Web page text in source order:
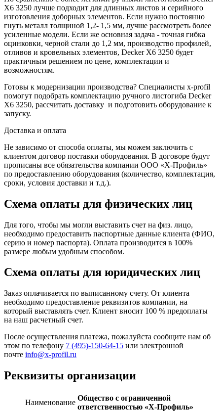
X6 3250 лучше подходит для длинных листов и серийного
изготовления доборных элементов. Если нужно постоянно
гнуть металл толщиной 1,2- 1,5 мм, лучше рассмотреть более
усиленные модели. Если же основная задача - точная гибка
оцинковки, черной стали до 1,2 мм, производство профилей,
отливов и кровельных элементов, Decker X6 3250 будет
практичным решением по цене, комплектации и
возможностям.
Готовы к модернизации производства? Специалисты x-profil
помогут подобрать комплектацию ручного листогиба Decker
X6 3250, рассчитать доставку и подготовить оборудование к
запуску.
Доставка и оплата
Не зависимо от способа оплаты, мы можем заключить с
клиентом договор поставки оборудования. В договоре будут
прописаны все обязательства компании ООО «Х-Профиль»
по предоставлению оборудования (количество, комплектация,
сроки, условия доставки и т.д.).
Схема оплаты для физических лиц
Для того, чтобы мы могли выставить счет на физ. лицо,
необходимо предоставить паспортные данные клиента (ФИО,
серию и номер паспорта). Оплата производится в 100%
размере любым удобным способом.
Схема оплаты для юридических лиц
Заказ оплачивается по выписанному счету. От клиента
необходимо предоставление реквизитов компании, на
который выставлять счет. Клиент вносит 100 % предоплаты
на наш расчетный счет.
После осуществления платежа, пожалуйста сообщите нам об
этом по телефону 7 (495)-150-64-15 или электронной
почте info@x-profil.ru
Реквизиты организации
Наименование
Общество с ограниченной
ответственностью «Х-Профиль»